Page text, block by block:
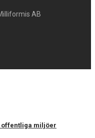
AB
offentliga miljöer